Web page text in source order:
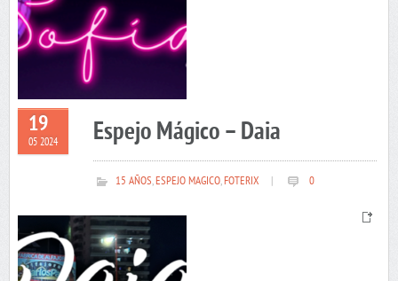
19
05 2024 Espejo Mágico – Daia
15 AÑOS,ESPEJO MAGICO,FOTERIX 0